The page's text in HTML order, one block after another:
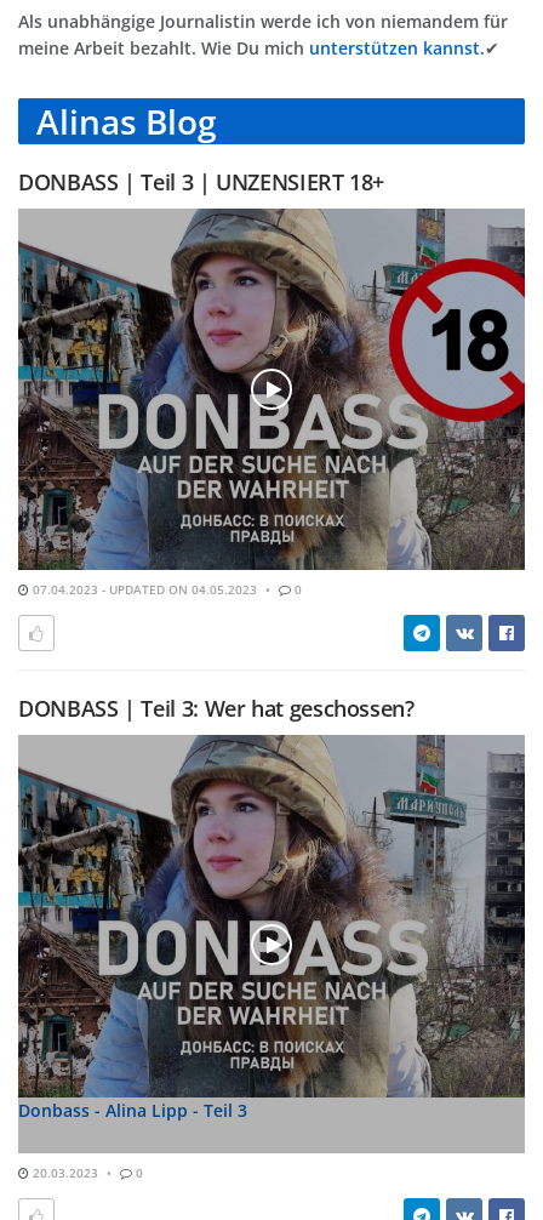
Als unabhängige Journalistin werde ich von niemandem für
meine Arbeit bezahlt. Wie Du mich unterstützen kannst.✔
Alinas Blog
DONBASS | Teil 3 | UNZENSIERT 18+
07.04.2023 - UPDATED ON 04.05.2023 0
DONBASS | Teil 3: Wer hat geschossen?
Donbass - Alina Lipp - Teil 3
20.03.2023 0